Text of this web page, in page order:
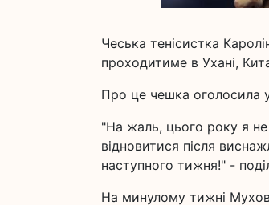
Чеська тенісистка
проходитиме в Ухані,
Про це чешка оголосила
"На жаль, цього року я
відновитися після
наступного тижня!" -
На минулому тижні